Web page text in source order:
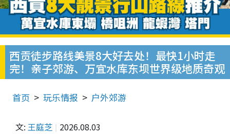
西贡徒步路线美景8大好去处！最快1小时走
完！亲子郊游、万宜水库东坝世界级地质奇观
首页 玩乐情报 户外郊游
文: 王庭芝 2026.08.03